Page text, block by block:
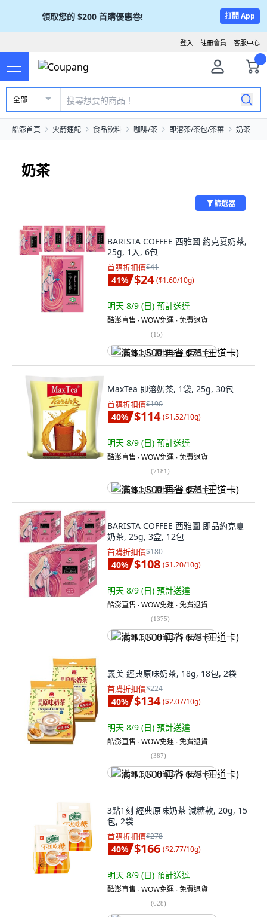
領取您的 $200 首購優惠卷! 打開 App
客服中心
註冊會員
登入
全部
酷澎首頁 火箭速配 食品飲料 咖啡/茶 即溶茶/茶包/茶葉 奶茶
奶茶
篩選器
BARISTA COFFEE 西雅圖 約克夏奶茶,
25g, 1入, 6包
首購折扣價$41
41% $24 ($1.60/10g)
明天 8/9 (日) 預計送達
酷澎直售 ∙ WOW免運 ∙ 免費退貨
(15)
满 $1,500 再省 $75 (王道卡)
MaxTea 即溶奶茶, 1袋, 25g, 30包
首購折扣價$190
40% $114 ($1.52/10g)
明天 8/9 (日) 預計送達
酷澎直售 ∙ WOW免運 ∙ 免費退貨
(7181)
满 $1,500 再省 $75 (王道卡)
BARISTA COFFEE 西雅圖 即品約克夏
奶茶, 25g, 3盒, 12包
首購折扣價$180
40% $108 ($1.20/10g)
明天 8/9 (日) 預計送達
酷澎直售 ∙ WOW免運 ∙ 免費退貨
(1375)
满 $1,500 再省 $75 (王道卡)
義美 經典原味奶茶, 18g, 18包, 2袋
首購折扣價$224
40% $134 ($2.07/10g)
明天 8/9 (日) 預計送達
酷澎直售 ∙ WOW免運 ∙ 免費退貨
(387)
满 $1,500 再省 $75 (王道卡)
3點1刻 經典原味奶茶 減糖款, 20g, 15
包, 2袋
首購折扣價$278
40% $166 ($2.77/10g)
明天 8/9 (日) 預計送達
酷澎直售 ∙ WOW免運 ∙ 免費退貨
(628)